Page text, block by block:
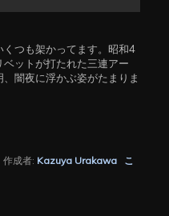
つも架かってます。昭和4
ットが打たれた三連アー
闇夜に浮かぶ姿がたまりま
作成者: Kazuya Urakawa
こ